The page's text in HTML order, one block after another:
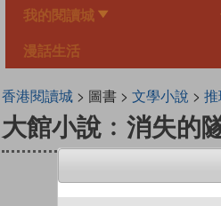
我的閱讀城
漫話生活
香港閱讀城> 圖書 > 文學小說 >
大館小說﹕消失的